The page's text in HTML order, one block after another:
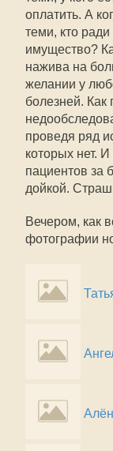
оплатить. А
теми, кто
имущество?
нажива на
желании у
болезней. Как
проведя ряд
которых нет.
пациентов за
дойкой.
Вечером, как
фотографии